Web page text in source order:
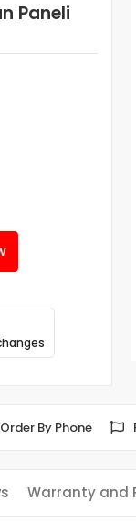
Paneli
Order By Phone
Warranty and